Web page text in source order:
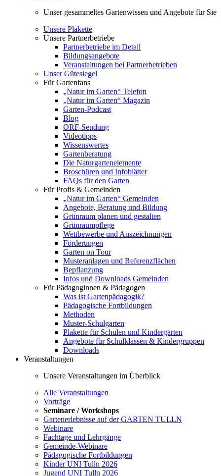
Unser gesammeltes Gartenwissen und Angebote für Sie
Unsere Plakette
Unsere Partnerbetriebe
Partnerbetriebe im Detail
Bildungsangebote
Veranstaltungen bei Partnerbetrieben
Unser Gütesiegel
Für Gartenfans
„Natur im Garten“ Telefon
„Natur im Garten“ Magazin
Garten-Podcast
Blog
ORF-Sendung
Videotipps
Wissenswertes
Gartenberatung
Die Naturgartenelemente
Broschüren und Infoblätter
FAQs für den Garten
Für Profis & Gemeinden
„Natur im Garten“ Gemeinden
Angebote, Beratung und Bildung
Grünraum planen und gestalten
Grünraumpflege
Wettbewerbe und Auszeichnungen
Förderungen
Garten on Tour
Musteranlagen und Referenzflächen
Bepflanzung
Infos und Downloads Gemeinden
Für Pädagoginnen & Pädagogen
Was ist Gartenpädagogik?
Pädagogische Fortbildungen
Methoden
Muster-Schulgarten
Plakette für Schulen und Kindergärten
Angebote für Schulklassen & Kindergruppen
Downloads
Veranstaltungen
Unsere Veranstaltungen im Überblick
Alle Veranstaltungen
Vorträge
Seminare / Workshops
Gartenerlebnisse auf der GARTEN TULLN
Webinare
Fachtage und Lehrgänge
Gemeinde-Webinare
Pädagogische Fortbildungen
Kinder UNI Tulln 2026
Jugend UNI Tulln 2026